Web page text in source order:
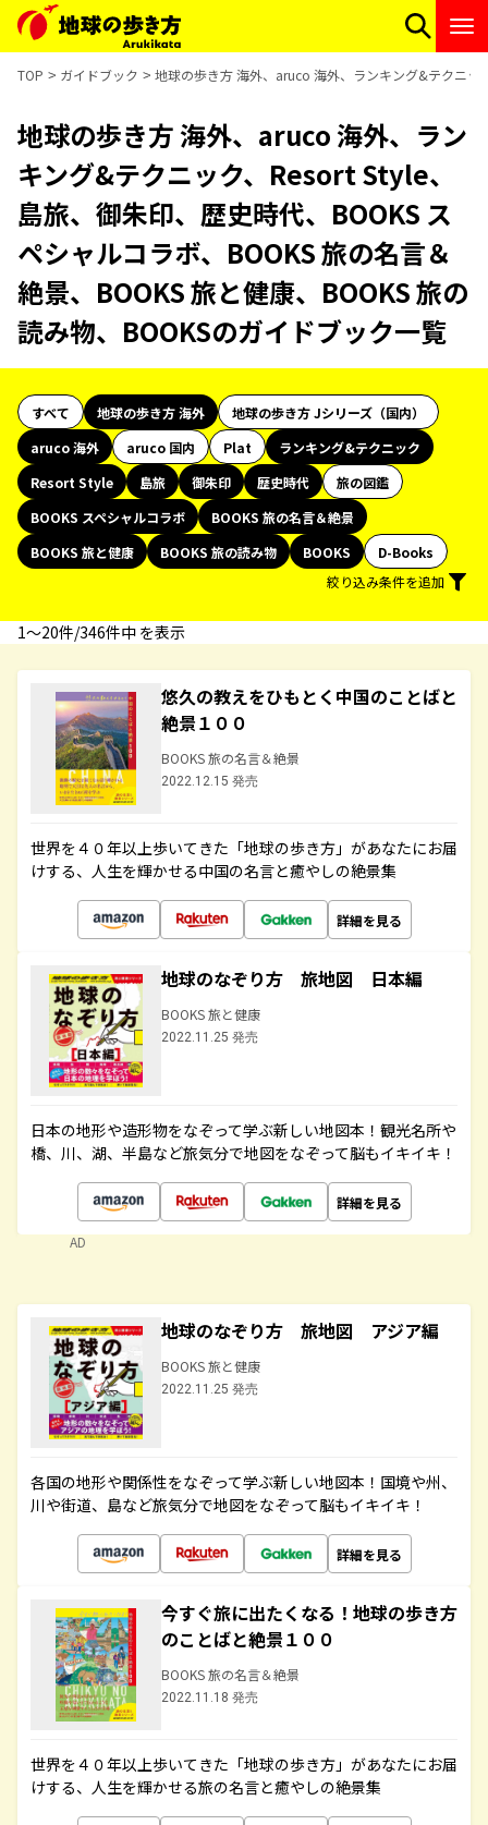
TOP ガイドブック 地球の歩き方 海外、aruco 海外、ランキング&テクニッ
地球の歩き方 海外、aruco 海外、ラン
キング&テクニック、Resort Style、
島旅、御朱印、歴史時代、BOOKS ス
ペシャルコラボ、BOOKS 旅の名言＆
絶景、BOOKS 旅と健康、BOOKS 旅の
読み物、BOOKSのガイドブック一覧
すべて 地球の歩き方 海外
地球の歩き方 Jシリーズ（国内）
aruco 海外
aruco 国内 Plat
ランキング&テクニック
Resort Style
島旅 御朱印 歴史時代
旅の図鑑
BOOKS スペシャルコラボ
BOOKS 旅の名言＆絶景
BOOKS 旅と健康
BOOKS 旅の読み物 BOOKS
D-Books
絞り込み条件を追加
1〜20件/346件中 を表示
悠久の教えをひもとく中国のことばと
絶景１００
BOOKS 旅の名言＆絶景
2022.12.15 発売
世界を４０年以上歩いてきた「地球の歩き方」があなたにお届
けする、人生を輝かせる中国の名言と癒やしの絶景集
詳細を見る
地球のなぞり方 旅地図 日本編
BOOKS 旅と健康
2022.11.25 発売
日本の地形や造形物をなぞって学ぶ新しい地図本！観光名所や
橋、川、湖、半島など旅気分で地図をなぞって脳もイキイキ！
詳細を見る
AD
地球のなぞり方 旅地図 アジア編
BOOKS 旅と健康
2022.11.25 発売
各国の地形や関係性をなぞって学ぶ新しい地図本！国境や州、
川や街道、島など旅気分で地図をなぞって脳もイキイキ！
詳細を見る
今すぐ旅に出たくなる！地球の歩き方
のことばと絶景１００
BOOKS 旅の名言＆絶景
2022.11.18 発売
世界を４０年以上歩いてきた「地球の歩き方」があなたにお届
けする、人生を輝かせる旅の名言と癒やしの絶景集